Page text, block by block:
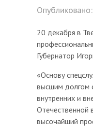
Опубликовано:
20 декабря в
Губернатор
«Основу
высшим долгом
внутренних и
Отечественной
высочайший